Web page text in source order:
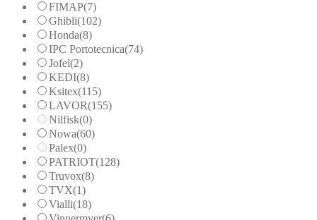
FIMAP(7)
Ghibli(102)
Honda(8)
IPC Portotecnica(74)
Jofel(2)
KEDI(8)
Ksitex(115)
LAVOR(155)
Nilfisk(0)
Nowa(60)
Palex(0)
PATRIOT(128)
Truvox(8)
TVX(1)
Vialli(18)